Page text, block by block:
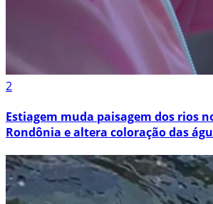
2
Estiagem muda paisagem dos rios
Rondônia e altera coloração das